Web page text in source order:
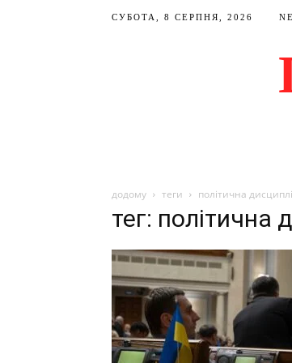
СУБОТА, 8 СЕРПНЯ, 2026
додому теги політична
тег: політична